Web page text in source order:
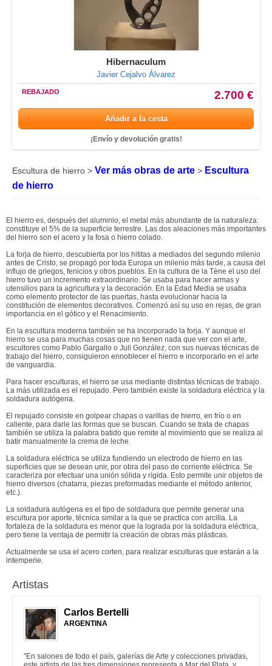
Hibernaculum
Javier Cejalvo Álvarez
2.700 €
REBAJADO
Añadir a la cesta
¡Envío y devolución gratis!
Escultura de hierro > Ver más obras de arte > Escultura
de hierro
El hierro es, después del aluminio, el metal más abundante de la naturaleza:
constituye el 5% de la superficie terrestre. Las dos aleaciones más importantes
del hierro son el acero y la fosa o hierro colado.
La forja de hierro, descubierta por los hititas a mediados del segundo milenio
antes de Cristo, se propagó por toda Europa un milenio más tarde, a causa del
influjo de griegos, fenicios y otros pueblos. En la cultura de la Tène el uso del
hierro tuvo un incremento extraordinario. Se usaba para hacer armas y
utensilios para la agricultura y la decoración. En la Edad Media se usaba
como elemento protector de las puertas, hasta evolucionar hacia la
constitución de elementos decorativos. Comenzó así su uso en rejas, de gran
importancia en el gótico y el Renacimiento.
En la escultura moderna también se ha incorporado la forja. Y aunque el
hierro se usa para muchas cosas que no tienen nada que ver con el arte,
escultores como Pablo Gargallo o Juli González, con sus nuevas técnicas de
trabajo del hierro, consiguieron ennoblecer el hierro e incorporarlo en el arte
de vanguardia.
Para hacer esculturas, el hierro se usa mediante distintas técnicas de trabajo.
La más utilizada es el repujado. Pero también existe la soldadura eléctrica y la
soldadura autógena.
El repujado consiste en golpear chapas o varillas de hierro, en frío o en
caliente, para darle las formas que se buscan. Cuando se trata de chapas
también se utiliza la palabra batido que remite al movimiento que se realiza al
batir manualmente la crema de leche.
La soldadura eléctrica se utiliza fundiendo un electrodo de hierro en las
superficies que se desean unir, por obra del paso de corriente eléctrica. Se
caracteriza por efectuar una unión sólida y rígida. Esto permite unir objetos de
hierro diversos (chatarra, piezas preformadas mediante el método anterior,
etc.).
La soldadura autógena es el tipo de soldadura que permite generar una
escultura por aporte, técnica similar a la que se practica con arcilla. La
fortaleza de la soldadura es menor que la lograda por la soldadura eléctrica,
pero tiene la ventaja de permitir la creación de obras más plásticas.
Actualmente se usa el acero corten, para realizar esculturas que estarán a la
intemperie.
Artistas
Carlos Bertelli
ARGENTINA
"En salones de todo el país, galerías de Arte y colecciones privadas,